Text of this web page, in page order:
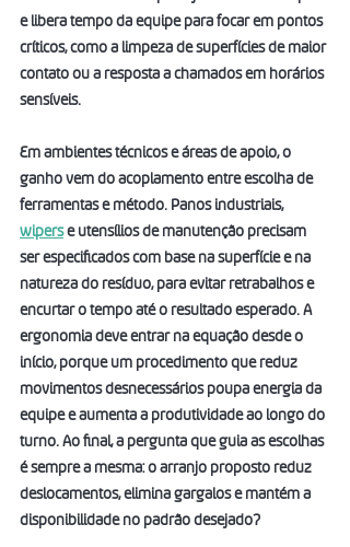
e libera tempo da equipe para focar em pontos
críticos, como a limpeza de superfícies de maior
contato ou a resposta a chamados em horários
sensíveis.
Em ambientes técnicos e áreas de apoio, o
ganho vem do acoplamento entre escolha de
ferramentas e método. Panos industriais,
wipers e utensílios de manutenção precisam
ser especificados com base na superfície e na
natureza do resíduo, para evitar retrabalhos e
encurtar o tempo até o resultado esperado. A
ergonomia deve entrar na equação desde o
início, porque um procedimento que reduz
movimentos desnecessários poupa energia da
equipe e aumenta a produtividade ao longo do
turno. Ao final, a pergunta que guia as escolhas
é sempre a mesma: o arranjo proposto reduz
deslocamentos, elimina gargalos e mantém a
disponibilidade no padrão desejado?